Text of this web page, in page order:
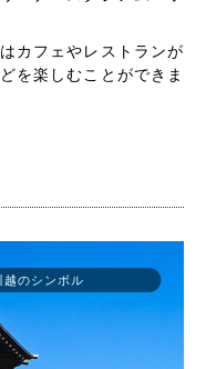
カフェやレストランが
を楽しむことができま
越のシンボル